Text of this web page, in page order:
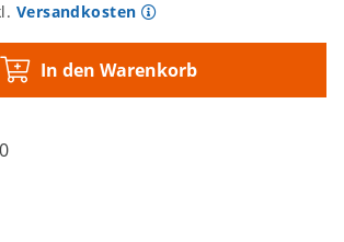
Versandkosten
In den Warenkorb